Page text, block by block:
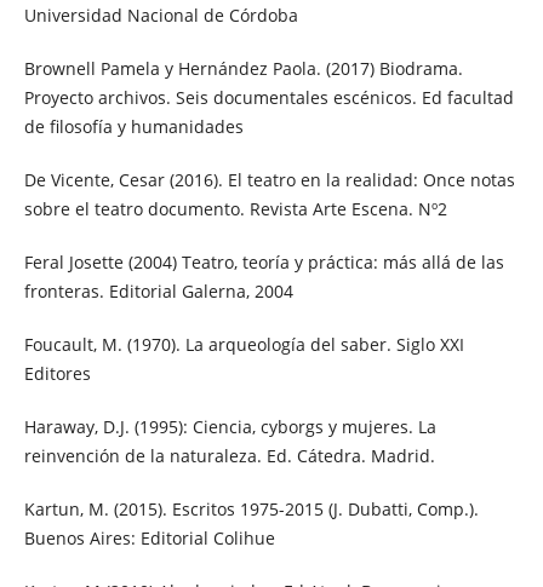
Universidad Nacional de Córdoba
Brownell Pamela y Hernández Paola. (2017) Biodrama.
Proyecto archivos. Seis documentales escénicos. Ed facultad
de filosofía y humanidades
De Vicente, Cesar (2016). El teatro en la realidad: Once notas
sobre el teatro documento. Revista Arte Escena. Nº2
Feral Josette (2004) Teatro, teoría y práctica: más allá de las
fronteras. Editorial Galerna, 2004
Foucault, M. (1970). La arqueología del saber. Siglo XXI
Editores
Haraway, D.J. (1995): Ciencia, cyborgs y mujeres. La
reinvención de la naturaleza. Ed. Cátedra. Madrid.
Kartun, M. (2015). Escritos 1975-2015 (J. Dubatti, Comp.).
Buenos Aires: Editorial Colihue